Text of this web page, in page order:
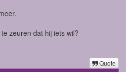
zeuren dat hij iets wil?
Quote